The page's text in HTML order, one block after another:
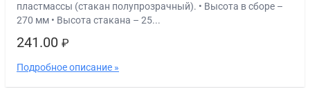
пластмассы (стакан полупрозрачный). • Высота в сборе –
270 мм • Высота стакана – 25...
241.00 ₽
Подробное описание »